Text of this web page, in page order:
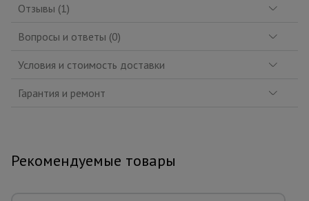
Отзывы (1)
Вопросы и ответы (0)
Условия и стоимость доставки
Гарантия и ремонт
Рекомендуемые товары